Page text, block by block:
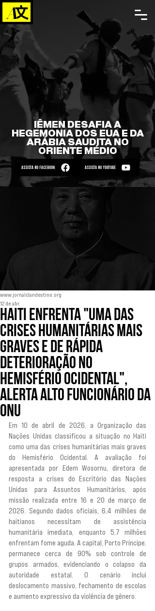
IÊMEN DESAFIA A
HEGEMONIA DOS EUA E DA
ARÁBIA SAUDITA NO
ORIENTE MÉDIO
ASSISTA NO FACEBOOK ASSISTA NO YOUTUBE
Haiti enfrenta "uma das
crises humanitárias mais
graves e de rápida
deterioração no
Hemisfério Ocidental",
alerta alto funcionário da
ONU
www.jornalclandestino.org
12 de abr.
Em 10 de abril de 2026, a Organização das
Nações Unidas classificou a situação no Haiti
como uma das crises humanitárias mais graves
do Hemisfério Ocidental. A avaliação foi
apresentada por Edem Wosornu, diretora de
resposta a crises do Escritório das Nações
Unidas para Assuntos Humanitários, após
missão realizada entre 16 e 20 de março de
2026. Segundo dados oficiais, 6,4 milhões de
haitianos necessitam de assistência
humanitária imediata, enquanto 5,7 milhões
enfrentam fome aguda. A capital, Porto Príncipe,
permanece cerca de 90% sob controle de
grupos armados, evidenciando o colapso da
autoridade estatal. O cenário inclui
deslocamento massivo, fechamento de escolas
e aumento expressivo da violência de gênero.